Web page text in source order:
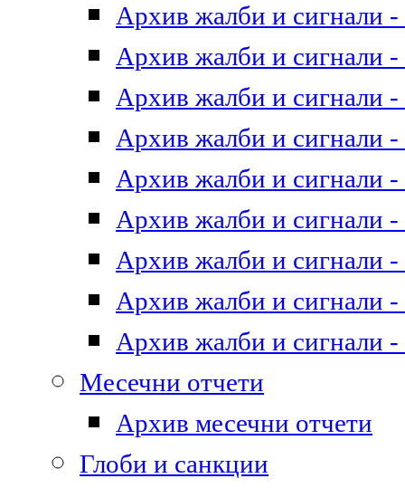
Архив жалби и сигнали -
Архив жалби и сигнали -
Архив жалби и сигнали -
Архив жалби и сигнали -
Архив жалби и сигнали -
Архив жалби и сигнали -
Архив жалби и сигнали -
Архив жалби и сигнали -
Архив жалби и сигнали -
Месечни отчети
Архив месечни отчети
Глоби и санкции